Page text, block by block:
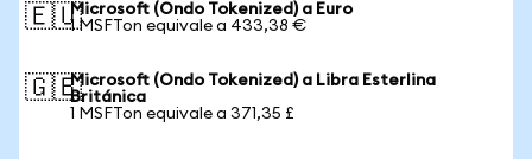
🇪🇺Microsoft (Ondo Tokenized) a Euro
1 MSFTon equivale a 433,38 €
🇬🇧Microsoft (Ondo Tokenized) a Libra Esterlina
Británica
1 MSFTon equivale a 371,35 £